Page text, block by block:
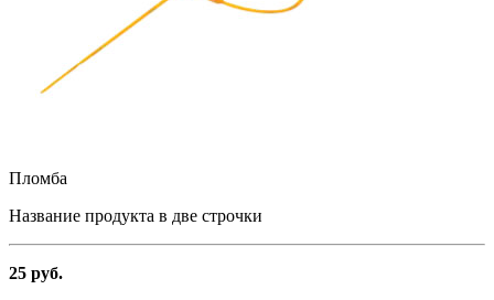
Пломба
Название продукта в две строчки
25 руб.